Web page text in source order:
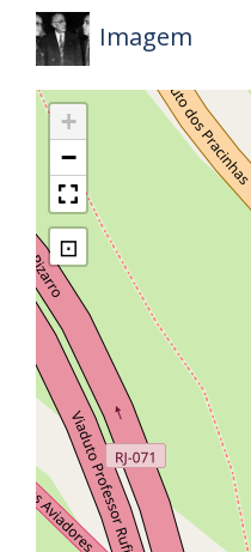
Imagem
+
−
⊡